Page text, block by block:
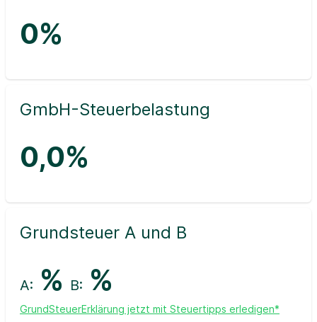
0%
GmbH-Steuerbelastung
0,0%
Grundsteuer A und B
A: % B: %
GrundSteuerErklärung jetzt mit Steuertipps erledigen*